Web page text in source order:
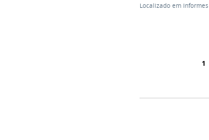
Localizado em Informes
1